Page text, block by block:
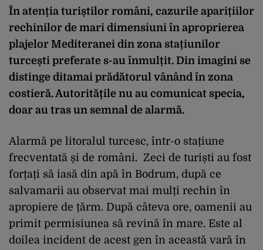
În atenția turiștilor români, cazurile aparițiilor
rechinilor de mari dimensiuni în aproprierea
plajelor Mediteranei din zona stațiunilor
turcești preferate s-au înmulțit. Din imagini se
distinge ditamai prădătorul vânând în zona
costieră. Autoritățile nu au comunicat specia,
doar au tras un semnal de alarmă.
Alarmă pe litoralul turcesc, într-o stațiune
frecventată și de români. Zeci de turiști au fost
forțați să iasă din apă în Bodrum, după ce
salvamarii au observat mai mulți rechin în
apropiere de țărm. După câteva ore, oamenii au
primit permisiunea să revină în mare. Este al
doilea incident de acest gen în această vară în